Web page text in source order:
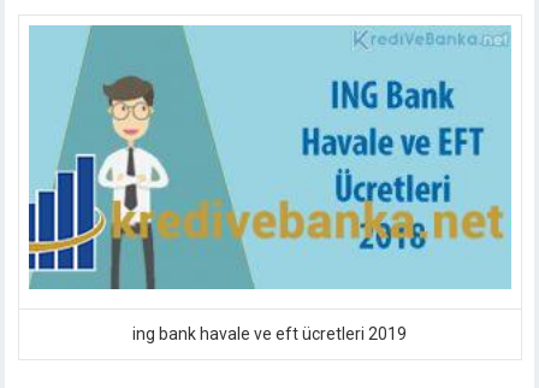
panel
panel
panel
panel
panel
panel
panel
panel
panel
satın al
ing bank havale ve eft ücretleri 2019